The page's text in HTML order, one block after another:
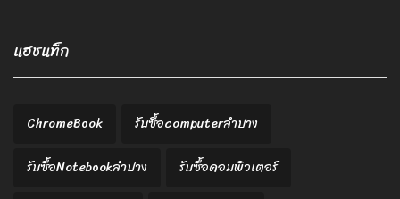
แฮชแท็ก
ChromeBook
รับซื้อcomputerลำปาง
รับซื้อNotebookลำปาง
รับซื้อคอมพิวเตอร์